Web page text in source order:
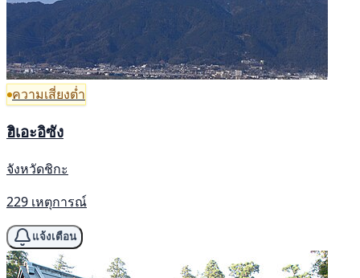
ความเสี่ยงต่ำ
ฮิเอะอิซัง
จังหวัดชิกะ
229 เหตุการณ์
แจ้งเตือน